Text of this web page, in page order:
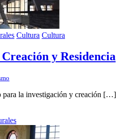
Cultura Cultura
y Residencia
para la investigación y creación […]